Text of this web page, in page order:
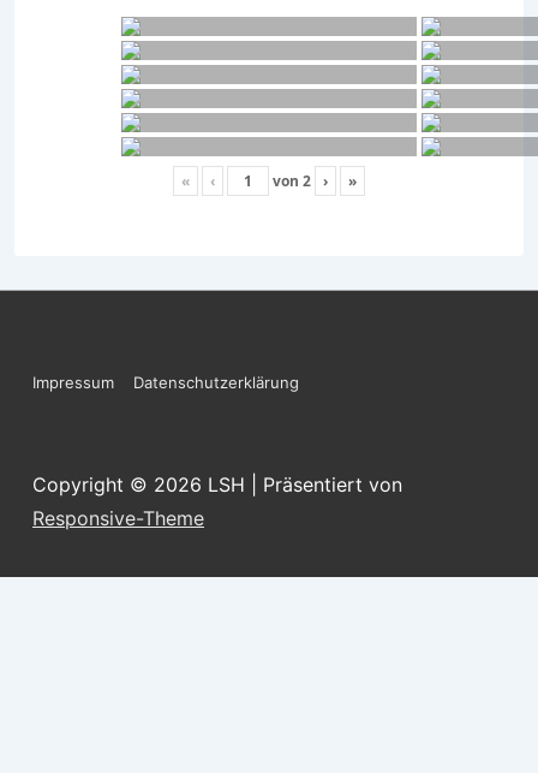
« ‹ von 2 › »
Footer-
Impressum Datenschutzerklärung
Copyright © 2026 LSH
| Präsentiert von
Responsive-Theme